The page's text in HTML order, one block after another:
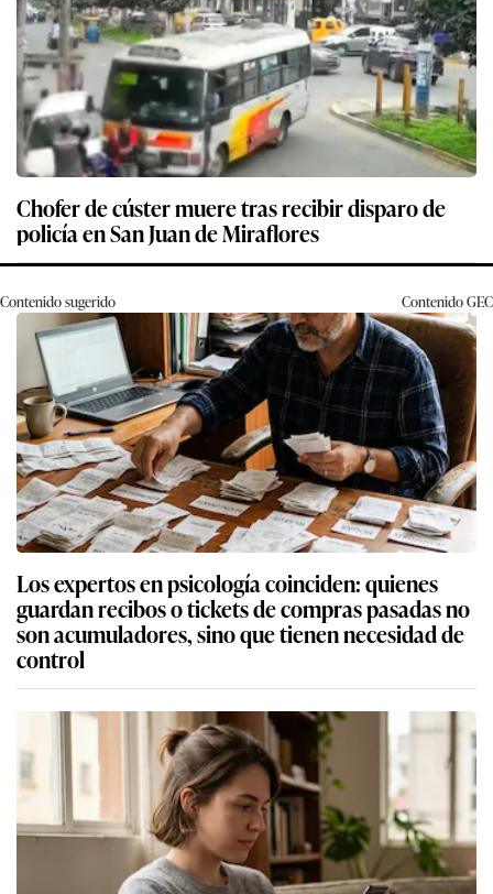
Chofer de cúster muere tras recibir disparo de
policía en San Juan de Miraflores
Contenido sugerido ContenidoGEC
Los expertos en psicología coinciden: quienes
guardan recibos o tickets de compras pasadas no
son acumuladores, sino que tienen necesidad de
control